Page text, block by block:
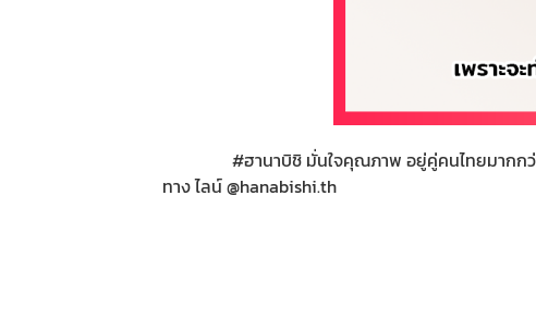
#ฮานาบิชิ มั่นใจคุณภาพ อยู่คู่คนไทยมากกว่า
ทาง ไลน์ @hanabishi.th